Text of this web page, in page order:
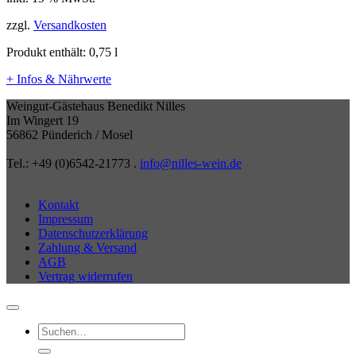
zzgl. Versandkosten
Produkt enthält: 0,75 l
+ Infos & Nährwerte
Weingut-Gästehaus Benedikt Nilles
Im Wingert 19
56862 Pünderich / Mosel
Tel.: +49 (0)6542-21773 . info@nilles-wein.de
Kontakt
Impressum
Datenschutzerklärung
Zahlung & Versand
AGB
Vertrag widerrufen
Suchen
nach: